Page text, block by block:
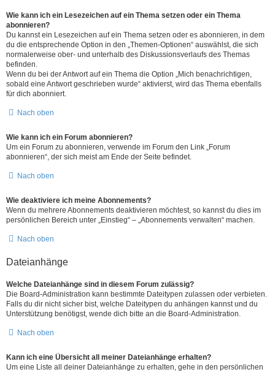
Wie kann ich ein Lesezeichen auf ein Thema setzen oder ein Thema
abonnieren?
Du kannst ein Lesezeichen auf ein Thema setzen oder es abonnieren, in dem
du die entsprechende Option in den „Themen-Optionen“ auswählst, die sich
normalerweise ober- und unterhalb des Diskussionsverlaufs des Themas
befinden.
Wenn du bei der Antwort auf ein Thema die Option „Mich benachrichtigen,
sobald eine Antwort geschrieben wurde“ aktivierst, wird das Thema ebenfalls
für dich abonniert.
Nach oben
Wie kann ich ein Forum abonnieren?
Um ein Forum zu abonnieren, verwende im Forum den Link „Forum
abonnieren“, der sich meist am Ende der Seite befindet.
Nach oben
Wie deaktiviere ich meine Abonnements?
Wenn du mehrere Abonnements deaktivieren möchtest, so kannst du dies im
persönlichen Bereich unter „Einstieg“ – „Abonnements verwalten“ machen.
Nach oben
Dateianhänge
Welche Dateianhänge sind in diesem Forum zulässig?
Die Board-Administration kann bestimmte Dateitypen zulassen oder verbieten.
Falls du dir nicht sicher bist, welche Dateitypen du anhängen kannst und du
Unterstützung benötigst, wende dich bitte an die Board-Administration.
Nach oben
Kann ich eine Übersicht all meiner Dateianhänge erhalten?
Um eine Liste all deiner Dateianhänge zu erhalten, gehe in den persönlichen